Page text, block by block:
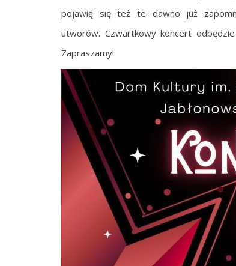
pojawią się też te dawno już
utworów. Czwartkowy koncert
Zapraszamy!